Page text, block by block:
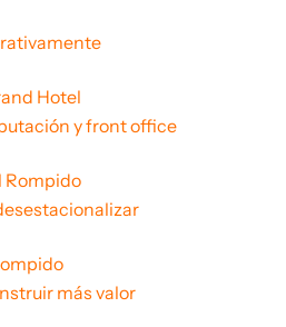
Hotel
y front office
Rompido
más valor